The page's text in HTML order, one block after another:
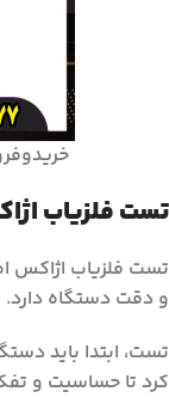
تست فلزیاب
تست فلزیاب اژاکس
و دقت دستگاه دارد.
تست، ابتدا باید
کرد تا حساسیت و